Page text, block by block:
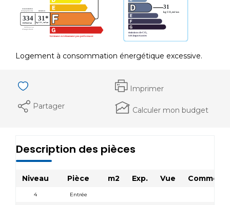
Logement à consommation énergétique excessive.
Imprimer
Partager
Calculer mon budget
Description des pièces
Niveau Pièce m2 Exp. Vue
4 Entrée